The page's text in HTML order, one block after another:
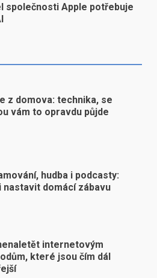
společnosti Apple potřebuje
z domova: technika, se
vám to opravdu půjde
hudba i podcasty:
nastavit domácí zábavu
internetovým
které jsou čím dál